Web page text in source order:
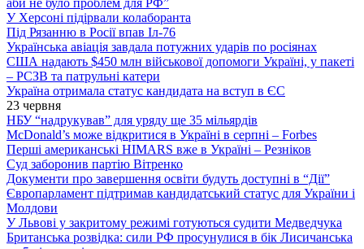
аби не було проблем для РФ”
У Херсоні підірвали колаборанта
Під Рязанню в Росії впав Іл-76
Українська авіація завдала потужних ударів по росіянах
США надають $450 млн військової допомоги Україні, у пакеті
– РСЗВ та патрульні катери
Україна отримала статус кандидата на вступ в ЄС
23 червня
НБУ “надрукував” для уряду ще 35 мільярдів
McDonald’s може відкритися в Україні в серпні – Forbes
Перші американські HIMARS вже в Україні – Резніков
Суд заборонив партію Вітренко
Документи про завершення освіти будуть доступні в “Дії”
Європарламент підтримав кандидатський статус для України і
Молдови
У Львові у закритому режимі готуються судити Медведчука
Британська розвідка: сили РФ просунулися в бік Лисичанська